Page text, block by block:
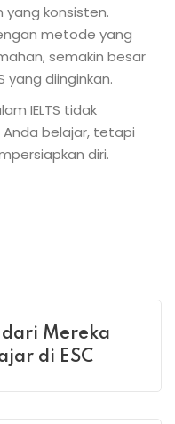
konsisten.
metode yang
semakin besar
yang diinginkan.
IELTS tidak
belajar, tetapi
diri.
dari Mereka
di ESC